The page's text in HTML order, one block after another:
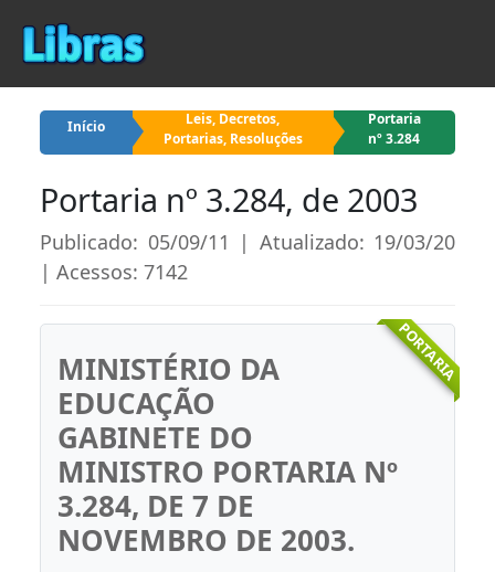
Início
Leis, Decretos,
Portarias, Resoluções
Portaria
nº 3.284
Portaria nº 3.284, de 2003
Publicado: 05/09/11 | Atualizado: 19/03/20
| Acessos: 7142
PORTARIA
MINISTÉRIO DA
EDUCAÇÃO
GABINETE DO
MINISTRO PORTARIA Nº
3.284, DE 7 DE
NOVEMBRO DE 2003.